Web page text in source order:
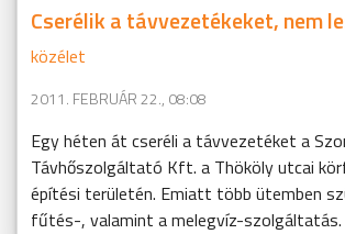
Cserélik a távvezetékeket, nem
közélet
2011. FEBRUÁR 22., 08:08
Egy héten át cseréli a távvezetéket a
Távhőszolgáltató Kft. a Thököly utcai
építési területén. Emiatt több ütemben
fűtés-, valamint a melegvíz-szolgáltatás.